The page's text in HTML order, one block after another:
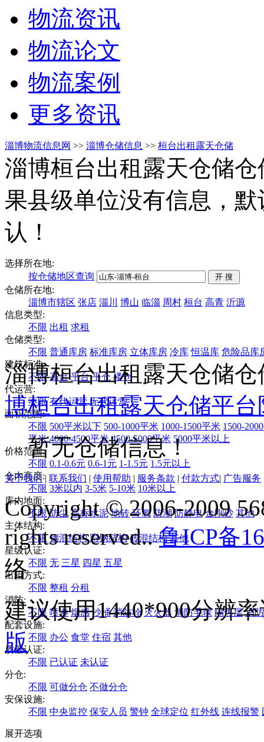
物流资讯
物流论文
物流案例
更多资讯
淄博物流信息网 >> 淄博仓储信息 >> 桓台出租露天仓储
淄博桓台出租露天仓储
果县级单位没有信息，
认！
选择所在地:
按仓储地区查询
仓储所在地:
淄博市辖区 张店 淄川 博山 临淄 周村 桓台 高青 沂源
信息类型:
不限 出租 求租
仓储类型:
不限 普通库房 标准库房 立体库房 冷库 恒温库 危险品库
建筑标准:
不限 高台 平台 平仓 楼仓
代运营:
不限 有代运营 无代运营
面积范围:
不限 500平米以下 500-1000平米 1000-1500平米 1500-
平米 4000-4500平米 4500-5000平米 5000平米以上
价格范围:
不限 0.1-0.6元 0.6-1元 1-1.5元 1.5元以上
仓内高度:
不限 3米以内 3-5米 5-10米 10米以上
库内地面:
不限 防尘 高标水泥 地砖 环氧 防潮 防静电 金刚砂 其他
主体结构:
不限 钢混结构 彩钢结构 砖混结构 其他
星级认证:
不限 无 三星 四星 五星
出租方式:
不限 整租 分租
消防:
不限 喷淋 烟感 沙桶 消防栓 灭火器 消防毛毯 隔热层 消
配套设施:
不限 办公 食堂 住宿 其他
质量认证:
不限 已认证 未认证
分仓:
不限 可做分仓 不做分仓
安保设施:
不限 中央监控 保安人员 警钟 全球定位 红外线 连线报警
展开选项
淄博桓台出租露天仓储仓
博桓台出租露天仓储平台
暂无仓储信息！
关于我们| 联系我们 | 使用帮助 | 服务条款 | 付款方式| 广告服务
Copyright © 2006-2009
rights reserved..鲁ICP备
络
建议使用1440*900分辨
版